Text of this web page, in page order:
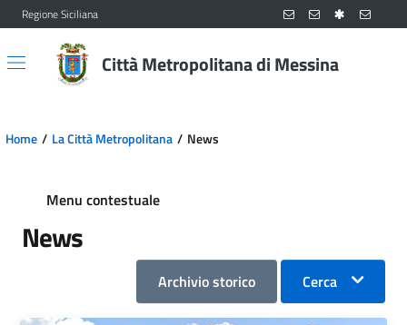
Vai al contenuto principale
Vai al menu principale
Regione Siciliana
Città Metropolitana di Messina
Home La Città Metropolitana News
Menu contestuale
News
Archivio storico Cerca